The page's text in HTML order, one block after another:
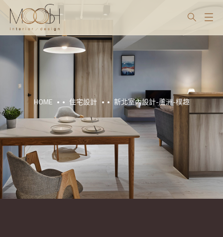
HOME 住宅設計 新北室內設計-蘆洲-樸趣